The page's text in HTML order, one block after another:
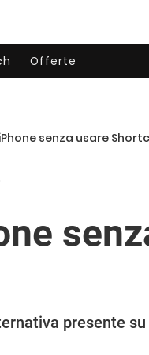
Offerte
senza usare
presente su